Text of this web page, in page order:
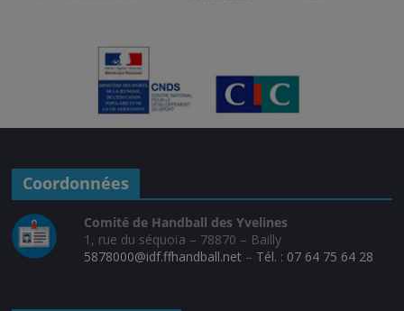
Coordonnées
Comité de Handball des Yvelines
1, rue du séquoïa – 78870 – Bailly
5878000@idf.ffhandball.net – Tél. : 07 64 75 64 28